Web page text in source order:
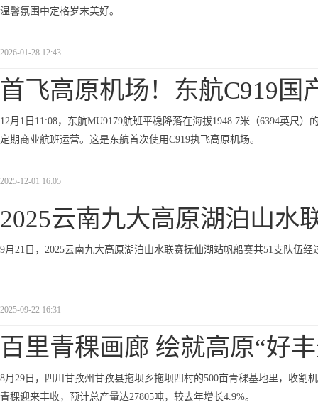
温馨氛围中定格岁末美好。
2026-01-28 12:43
首飞高原机场！东航C919国
12月1日11:08，东航MU9179航班平稳降落在海拔1948.7米（6394英尺
定期商业航班运营。这是东航首次使用C919执飞高原机场。
2025-12-01 16:05
2025云南九大高原湖泊山水
9月21日，2025云南九大高原湖泊山水联赛抚仙湖站帆船赛共51支队伍
2025-09-22 16:31
百里青稞画廊 绘就高原“好
8月29日，四川甘孜州甘孜县拖坝乡拖坝四村的500亩青稞基地里，收割
青稞迎来丰收，预计总产量达27805吨，较去年增长4.9%。